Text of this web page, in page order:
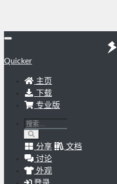
Quicker
主页
下载
专业版
分享
文档
讨论
外观